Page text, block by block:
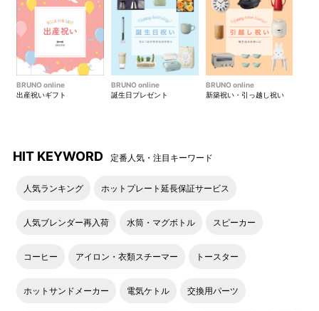
BRUNO online
出産祝いギフト
BRUNO online
誕生日プレゼント
BRUNO online
新築祝い・引っ越し祝い
HIT KEYWORD 定番人気・注目キーワード
人気ランキング ホットプレート延長保証サービス
人気ブレンダー再入荷 水筒・マグボトル スピーカー
コーヒー アイロン・衣類スチーマー トースター
ホットサンドメーカー 電気ケトル 交換用パーツ